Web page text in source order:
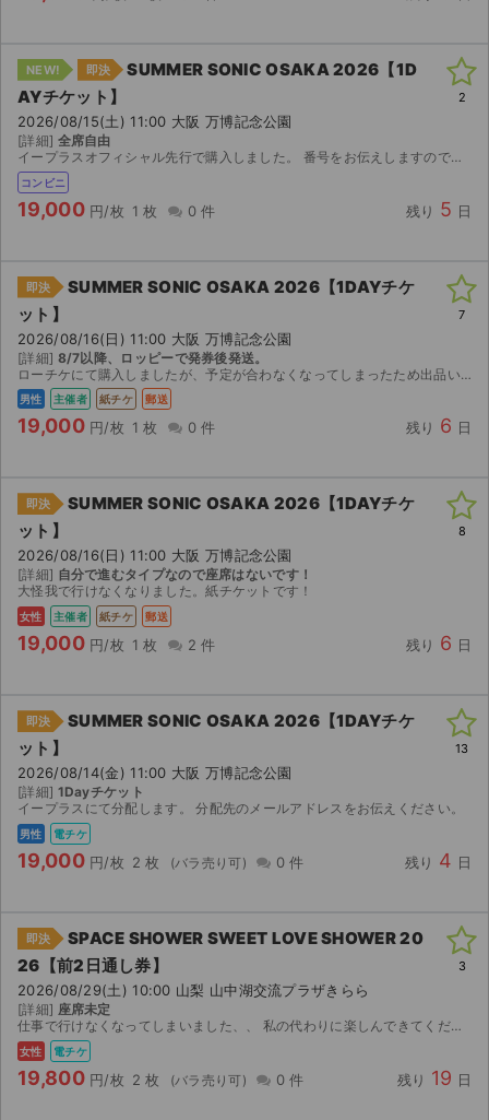
NEW! 即決
SUMMER SONIC OSAKA 2026【1D
AYチケット】
2026/08/15(土) 11:00 大阪 万博記念公園
[詳細] 全席自由
イープラスオフィシャル先行で購入しました。 番号をお伝えしますので、セブンイレブンで発券して下さい。
コンビニ
19,000 円/枚 1 枚 0 件 残り 5 日
2
即決
SUMMER SONIC OSAKA 2026【1DAYチケ
ット】
2026/08/16(日) 11:00 大阪 万博記念公園
[詳細] 8/7以降、ロッピーで発券後発送。
ローチケにて購入しましたが、予定が合わなくなってしまったため出品いたします。 【お渡し方法】 書き留めにて発送いたします。 発券可能になり次第、発送致します。 【注意事項】 公演が中止となっ...
男性 主催者 紙チケ 郵送
19,000 円/枚 1 枚 0 件 残り 6 日
7
即決
SUMMER SONIC OSAKA 2026【1DAYチケ
ット】
2026/08/16(日) 11:00 大阪 万博記念公園
[詳細] 自分で進むタイプなので座席はないです！
大怪我で行けなくなりました。紙チケットです！
女性 主催者 紙チケ 郵送
19,000 円/枚 1 枚 2 件 残り 6 日
8
即決
SUMMER SONIC OSAKA 2026【1DAYチケ
ット】
2026/08/14(金) 11:00 大阪 万博記念公園
[詳細] 1Dayチケット
イープラスにて分配します。 分配先のメールアドレスをお伝えください。
男性 電チケ
19,000 円/枚 2 枚 0 件 残り 4 日
13
即決
SPACE SHOWER SWEET LOVE SHOWER 20
26【前2日通し券】
2026/08/29(土) 10:00 山梨 山中湖交流プラザきらら
[詳細] 座席未定
仕事で行けなくなってしまいました、、 私の代わりに楽しんできてください！
女性 電チケ
19,800 円/枚 2 枚 0 件 残り 19 日
3